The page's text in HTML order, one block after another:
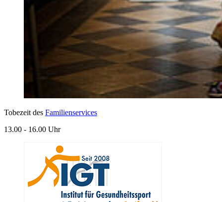
Tobezeit des Familienservices
13.00 - 16.00 Uhr